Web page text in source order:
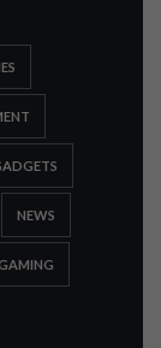
NEWS